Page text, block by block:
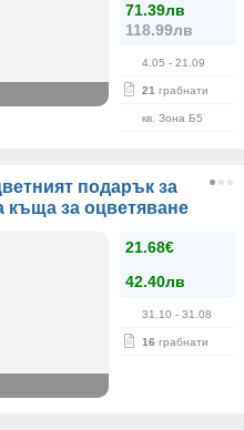
71.39лв
118.99лв
4.05 - 21.09
21 грабнати
кв. Зона Б5
подарък за
къща за оцветяване
21.68€
42.40лв
31.10 - 31.08
16 грабнати